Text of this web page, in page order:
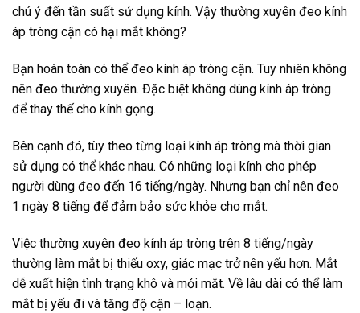
chú ý đến tần suất sử dụng kính. Vậy thường xuyên đeo kính
áp tròng cận có hại mắt không?
Bạn hoàn toàn có thể đeo kính áp tròng cận. Tuy nhiên không
nên đeo thường xuyên. Đặc biệt không dùng kính áp tròng
để thay thế cho kính gọng.
Bên cạnh đó, tùy theo từng loại kính áp tròng mà thời gian
sử dụng có thể khác nhau. Có những loại kính cho phép
người dùng đeo đến 16 tiếng/ngày. Nhưng bạn chỉ nên đeo
1 ngày 8 tiếng để đảm bảo sức khỏe cho mắt.
Việc thường xuyên đeo kính áp tròng trên 8 tiếng/ngày
thường làm mắt bị thiếu oxy, giác mạc trở nên yếu hơn. Mắt
dễ xuất hiện tình trạng khô và mỏi mắt. Về lâu dài có thể làm
mắt bị yếu đi và tăng độ cận – loạn.